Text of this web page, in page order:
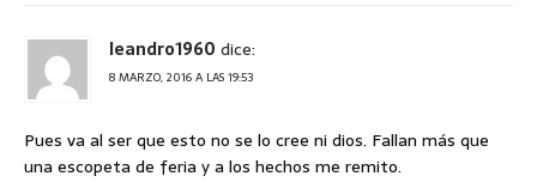
leandro1960 dice:
8 MARZO, 2016 A LAS 19:53
Pues va al ser que esto no se lo cree ni dios. Fallan más que
una escopeta de feria y a los hechos me remito.